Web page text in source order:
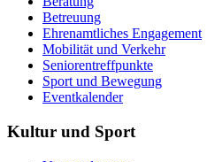
Betreuung
Ehrenamtliches Engagement
Mobilität und Verkehr
Seniorentreffpunkte
Sport und Bewegung
Eventkalender
Kultur und Sport